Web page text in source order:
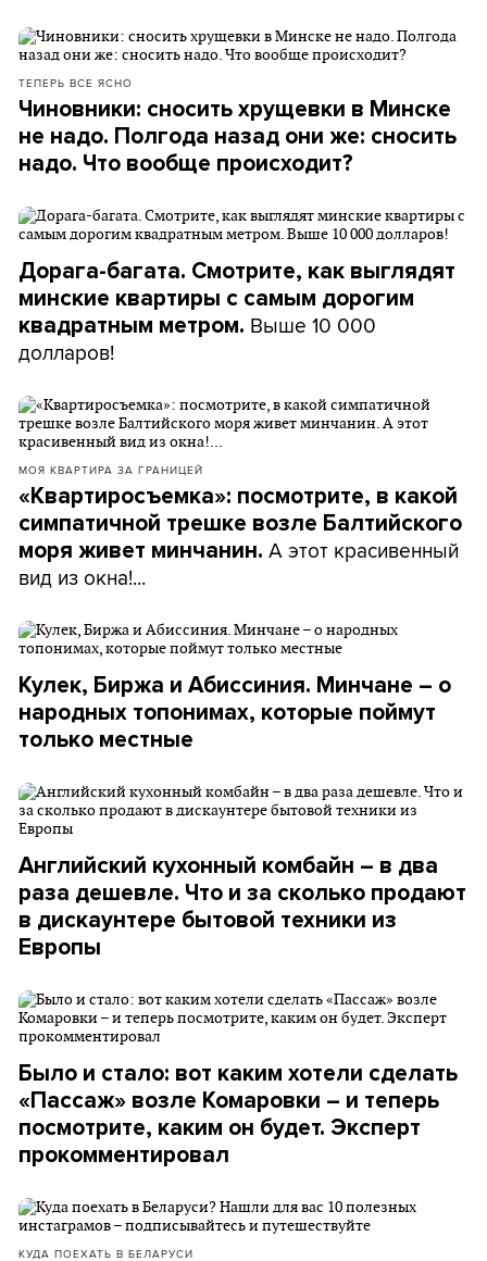
ТЕПЕРЬ ВСЕ ЯСНО
Чиновники: сносить хрущевки в Минске
не надо. Полгода назад они же: сносить
надо. Что вообще происходит?
Дорага-багата. Смотрите, как выглядят
минские квартиры с самым дорогим
квадратным метром. Выше 10 000
долларов!
МОЯ КВАРТИРА ЗА ГРАНИЦЕЙ
«Квартиросъемка»: посмотрите, в какой
симпатичной трешке возле Балтийского
моря живет минчанин. А этот красивенный
вид из окна!...
Кулек, Биржа и Абиссиния. Минчане – о
народных топонимах, которые поймут
только местные
Английский кухонный комбайн – в два
раза дешевле. Что и за сколько продают
в дискаунтере бытовой техники из
Европы
Было и стало: вот каким хотели сделать
«Пассаж» возле Комаровки – и теперь
посмотрите, каким он будет. Эксперт
прокомментировал
КУДА ПОЕХАТЬ В БЕЛАРУСИ